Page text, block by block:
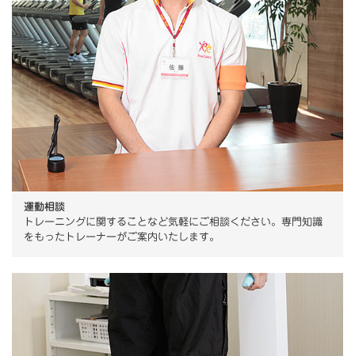
運動相談
トレーニングに関することなど気軽にご相談ください。専門知識
をもったトレーナーがご案内いたします。